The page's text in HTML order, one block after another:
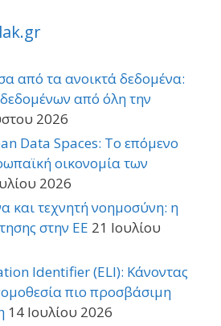
από τα ανοικτά δεδομένα:
από όλη την
2026
Data Spaces: Το επόμενο
οικονομία των
2026
και τεχνητή νοημοσύνη: η
στην ΕΕ 21 Ιουλίου
Identifier (ELI): Κάνοντας
πιο προσβάσιμη
14 Ιουλίου 2026